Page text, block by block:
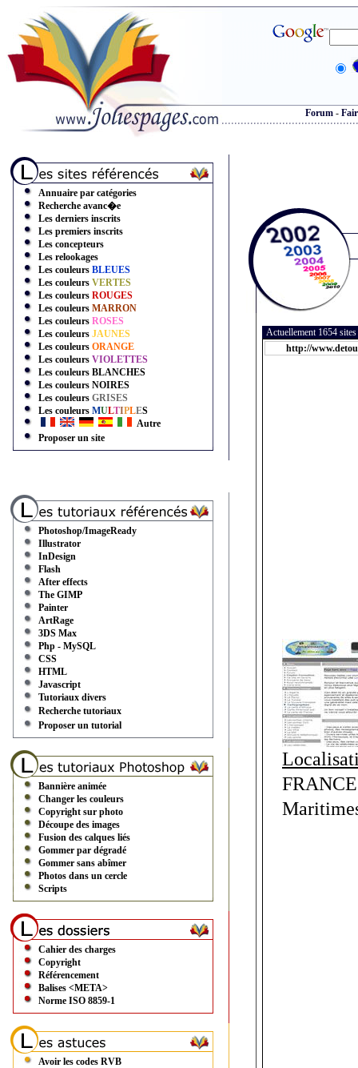
Forum -
Annuaire par catégories
Recherche avanc�e
Les derniers inscrits
Les premiers inscrits
Les concepteurs
Les relookages
Les couleurs BLEUES
Les couleurs VERTES
Les couleurs ROUGES
Les couleurs MARRON
Les couleurs ROSES
Les couleurs JAUNES
Les couleurs ORANGE
Les couleurs VIOLETTES
Les couleurs BLANCHES
Les couleurs NOIRES
Les couleurs GRISES
Les couleurs MULTIPLES
Autre
Proposer un site
Photoshop/ImageReady
Illustrator
InDesign
Flash
After effects
The GIMP
Painter
ArtRage
3DS Max
Php - MySQL
CSS
HTML
Javascript
Tutoriaux divers
Recherche tutoriaux
Proposer un tutorial
Bannière animée
Changer les couleurs
Copyright sur photo
Découpe des images
Fusion des calques liés
Gommer par dégradé
Gommer sans abîmer
Photos dans un cercle
Scripts
Cahier des charges
Copyright
Référencement
Balises <META>
Norme ISO 8859-1
Avoir les codes RVB
Actuellement 1654
http://